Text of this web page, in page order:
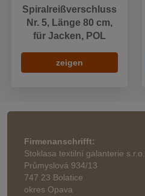
Spiralreißverschluss
Nr. 5, Länge 80 cm,
für Jacken, POL
zeigen
Firmenanschrifft:
Stoklasa textilní galanterie s.r.o.
Průmyslová 934/13
747 23 Bolatice
okres Opava